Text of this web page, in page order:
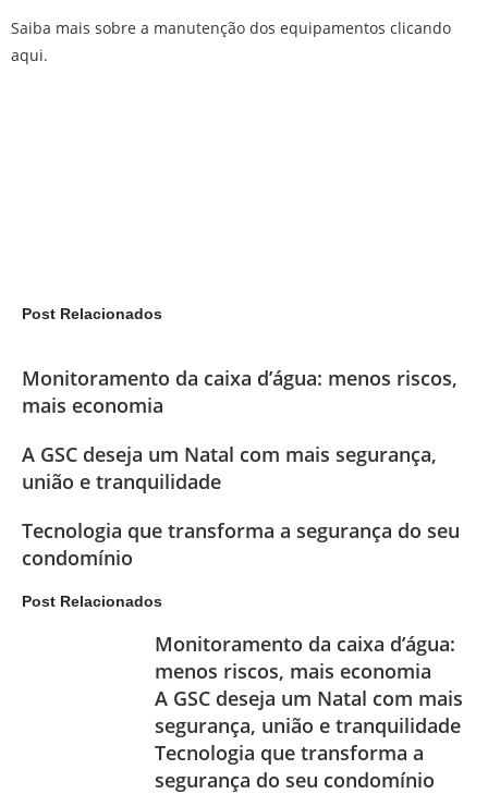
Saiba mais sobre a manutenção dos equipamentos clicando
aqui.
Post Relacionados
Monitoramento da caixa d’água: menos riscos,
mais economia
A GSC deseja um Natal com mais segurança,
união e tranquilidade
Tecnologia que transforma a segurança do seu
condomínio
Post Relacionados
Monitoramento da caixa d’água:
menos riscos, mais economia
A GSC deseja um Natal com mais
segurança, união e tranquilidade
Tecnologia que transforma a
segurança do seu condomínio